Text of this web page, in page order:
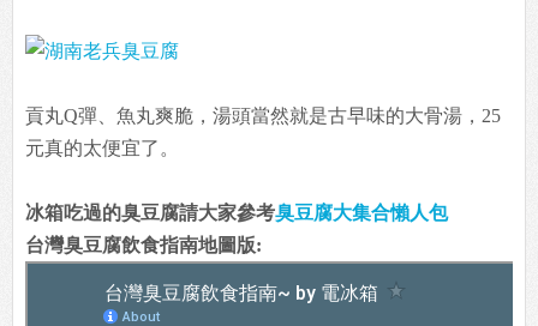
貢丸Q彈、魚丸爽脆，湯頭當然就是古早味的大骨湯，25
元真的太便宜了。
冰箱吃過的臭豆腐請大家參考臭豆腐大集合懶人包
台灣臭豆腐飲食指南地圖版: